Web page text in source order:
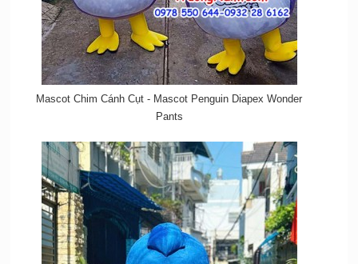
Mascot Chim Cánh Cụt - Mascot Penguin Diapex Wonder
Pants